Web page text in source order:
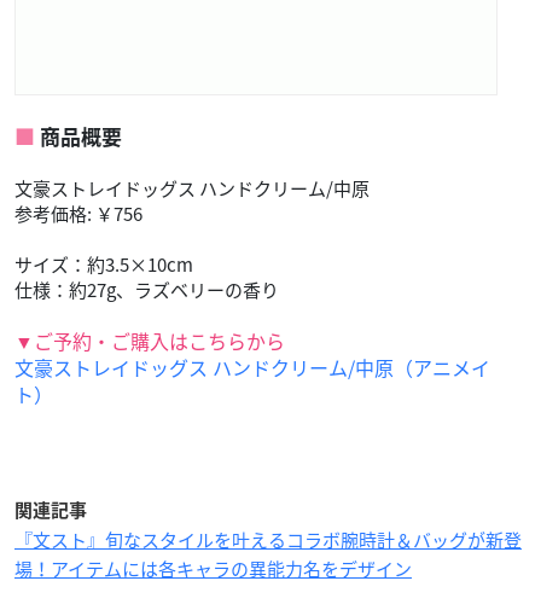
商品概要
文豪ストレイドッグス ハンドクリーム/中原
参考価格: ￥756
サイズ：約3.5×10cm
仕様：約27g、ラズベリーの香り
▼ご予約・ご購入はこちらから
文豪ストレイドッグス ハンドクリーム/中原（アニメイ
ト）
関連記事
『文スト』旬なスタイルを叶えるコラボ腕時計＆バッグが新登
場！アイテムには各キャラの異能力名をデザイン